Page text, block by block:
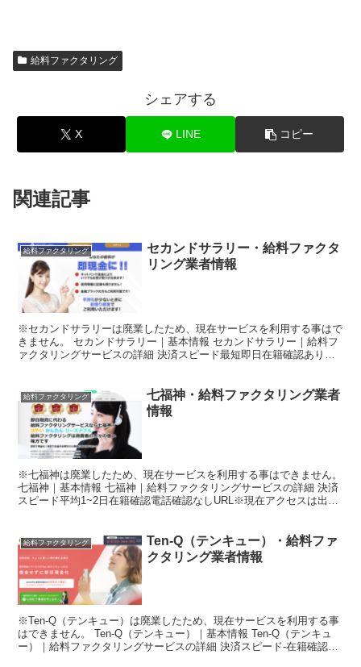
給料ファクタリング
シェアする
X LINE コピー
関連記事
給料ファクタリング
セカンドサラリー・給料ファクタ
リング業者情報
※セカンドサラリーは廃業したため、現在サービスを利用する事はで
きません。 セカンドサラリー｜基本情報 セカンドサラリー｜給料フ
ァクタリングサービスの詳細 決済スピード最短即日在籍確認あり
給料ファクタリング
七福神・給料ファクタリング業者
情報
※七福神は廃業したため、現在サービスを利用する事はできません。
七福神｜基本情報 七福神｜給料ファクタリングサービスの詳細 決済
スピード平均1~2日在籍確認電話確認なしURL※現在アクセスは出来
給料ファクタリング
Ten-Q（テンキュー）・給料ファ
クタリング業者情報
※Ten-Q（テンキュー）は廃業したため、現在サービスを利用する事
はできません。 Ten-Q（テンキュー）｜基本情報 Ten-Q（テンキュ
ー）｜給料ファクタリングサービスの詳細 決済スピード-在籍確認な